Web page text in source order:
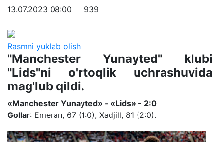
13.07.2023 08:00 939
Rasmni yuklab olish
"Manchester Yunayted" klubi
"Lids"ni o'rtoqlik uchrashuvida
mag'lub qildi.
«Manchester Yunayted» - «Lids» - 2:0
Gollar: Emeran, 67 (1:0), Xadjill, 81 (2:0).